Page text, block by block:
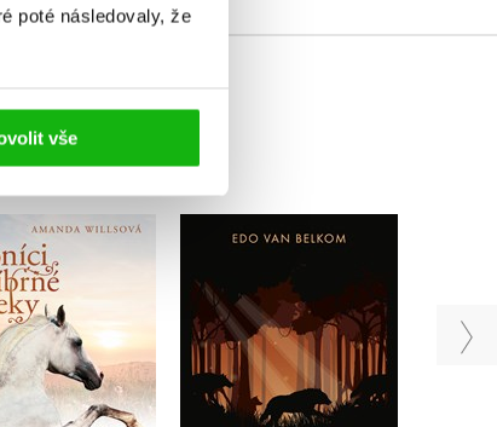
poté následovaly, že
vše
od stříbrné řeky
hra
Willsová
Vlčí smečka: Vlk
samotář
Edo van Belkom